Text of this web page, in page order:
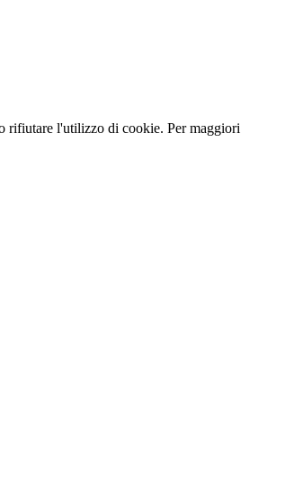
rifiutare l'utilizzo di cookie. Per maggiori